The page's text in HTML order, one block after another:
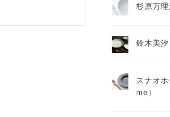
杉原万理
鈴木美汐
スナオ
me）